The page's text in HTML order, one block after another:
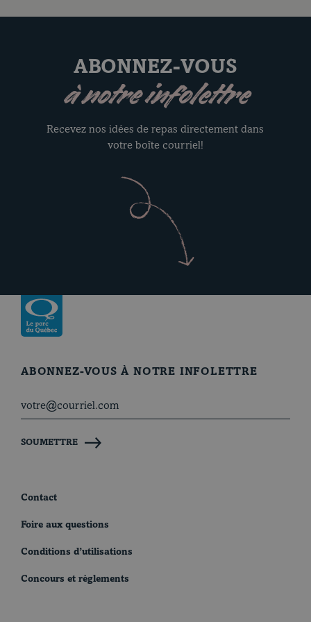
ABONNEZ-VOUS
à notre infolettre
Recevez nos idées de repas directement dans
votre boîte courriel!
Revenir à la page d’accueil
Contact
Foire aux questions
Conditions d’utilisations
Concours et règlements
ABONNEZ-VOUS À NOTRE INFOLETTRE
SOUMETTRE